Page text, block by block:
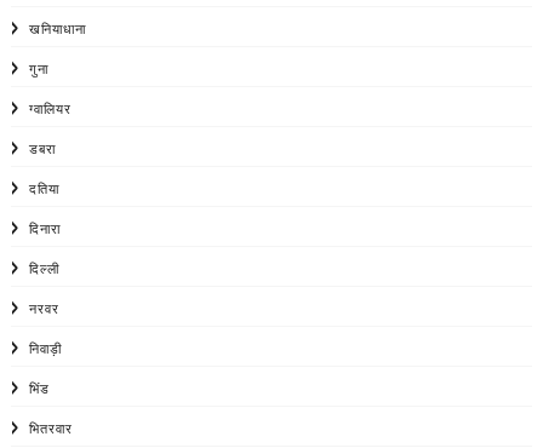
खनियाधाना
गुना
ग्वालियर
डबरा
दतिया
दिनारा
दिल्ली
नरवर
निवाड़ी
भिंड
भितरवार